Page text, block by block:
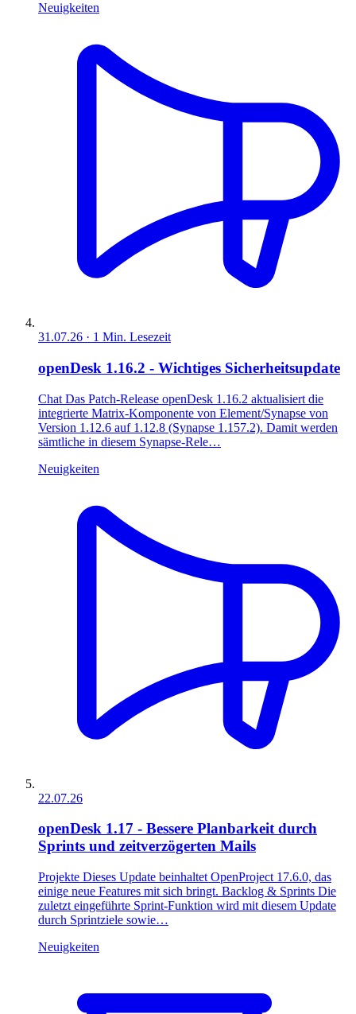
Neuigkeiten
31.07.26 · 1 Min. Lesezeit
openDesk 1.16.2 - Wichtiges Sicherheitsupdate
Chat Das Patch‑Release openDesk 1.16.2 aktualisiert die
integrierte Matrix‑Komponente von Element/Synapse von
Version 1.12.6 auf 1.12.8 (Synapse 1.157.2). Damit werden
sämtliche in diesem Synapse‑Rele…
Neuigkeiten
22.07.26
openDesk 1.17 - Bessere Planbarkeit durch
Sprints und zeitverzögerten Mails
Projekte Dieses Update beinhaltet OpenProject 17.6.0, das
einige neue Features mit sich bringt. Backlog & Sprints Die
zuletzt eingeführte Sprint-Funktion wird mit diesem Update
durch Sprintziele sowie…
Neuigkeiten